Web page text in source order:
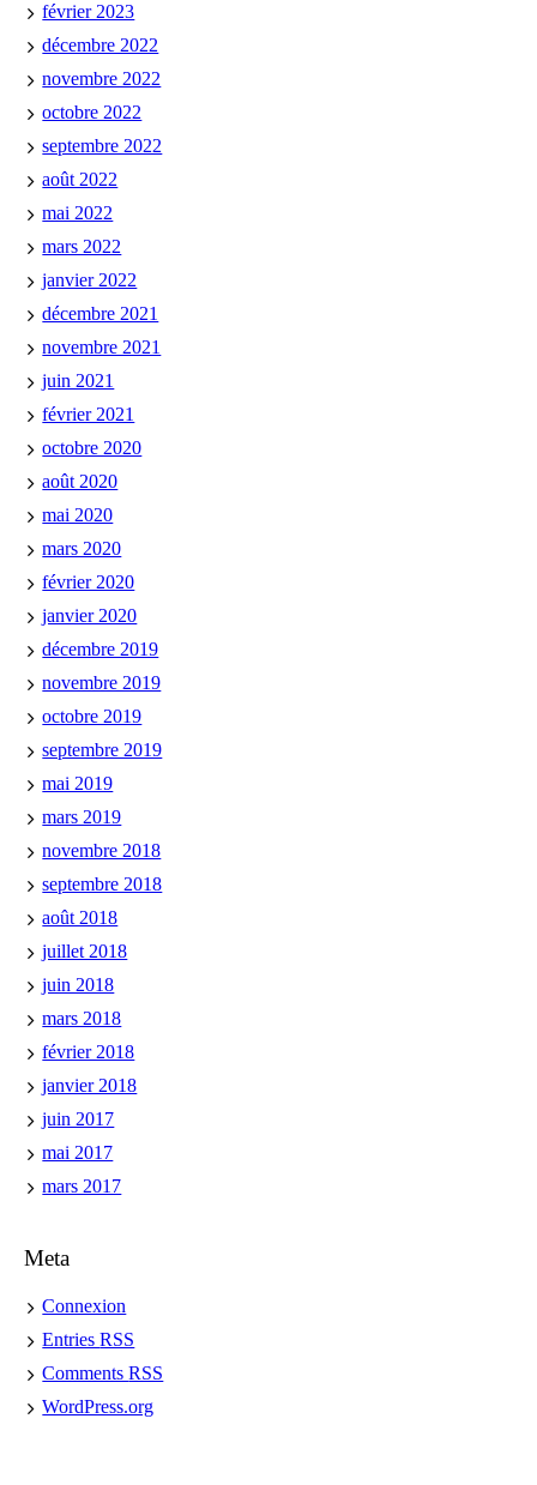
février 2023
décembre 2022
novembre 2022
octobre 2022
septembre 2022
août 2022
mai 2022
mars 2022
janvier 2022
décembre 2021
novembre 2021
juin 2021
février 2021
octobre 2020
août 2020
mai 2020
mars 2020
février 2020
janvier 2020
décembre 2019
novembre 2019
octobre 2019
septembre 2019
mai 2019
mars 2019
novembre 2018
septembre 2018
août 2018
juillet 2018
juin 2018
mars 2018
février 2018
janvier 2018
juin 2017
mai 2017
mars 2017
Meta
Connexion
EntriesRSS
CommentsRSS
WordPress.org